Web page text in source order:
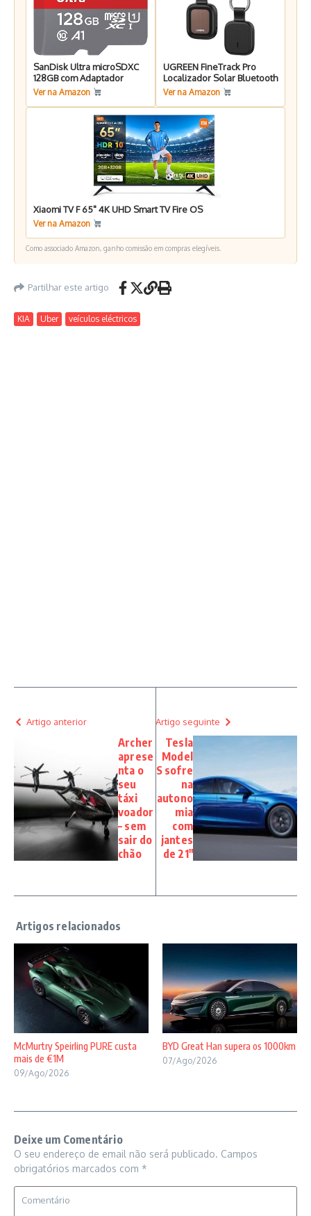
SanDisk Ultra microSDXC
128GB com Adaptador
Ver na Amazon
UGREEN FineTrack Pro
Localizador Solar Bluetooth
Ver na Amazon
Xiaomi TV F 65" 4K UHD Smart TV Fire OS
Ver na Amazon
Como associado Amazon, ganho comissão em compras elegíveis.
Partilhar este artigo
KIA Uber veículos eléctricos
Artigo anterior
Archer
aprese
nta o
seu
táxi
voador
– sem
sair do
chão
Artigo seguinte
Tesla
Model
S sofre
na
autono
mia
com
jantes
de 21″
McMurtry Speirling PURE custa
mais de €1M
09/Ago/2026
BYD Great Han supera os 1000km
07/Ago/2026
Deixe um Comentário
O seu endereço de email não será publicado. Campos
obrigatórios marcados com *